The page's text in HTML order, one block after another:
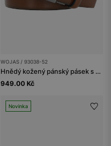
WOJAS / 93038-52
Hnědý kožený pánský pásek s plnou přezkou
949.00 Kč
Novinka